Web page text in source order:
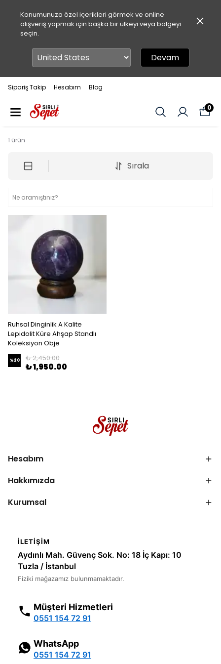
Konumunuza özel içerikleri görmek ve online
alışveriş yapmak için başka bir ülkeyi veya bölgeyi
seçin.
Devam
Sipariş Takip Hesabım Blog
0
1 ürün
Sırala
Ruhsal Dinginlik A Kalite
Lepidolit Küre Ahşap Standlı
Koleksiyon Obje
%20 ₺ 2,450.00
₺ 1,950.00
Hesabım
Hakkımızda
Kurumsal
İLETIŞIM
Aydınlı Mah. Güvenç Sok. No: 18 İç Kapı: 10
Tuzla / İstanbul
Fiziki mağazamız bulunmamaktadır.
Müşteri Hizmetleri
0551 154 72 91
WhatsApp
0551 154 72 91